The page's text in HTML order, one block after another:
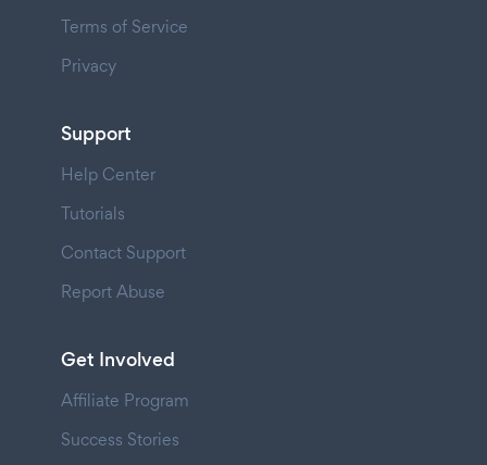
Terms of Service
Privacy
Support
Help Center
Tutorials
Contact Support
Report Abuse
Get Involved
Affiliate Program
Success Stories